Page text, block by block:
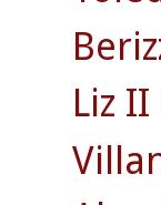
Liz